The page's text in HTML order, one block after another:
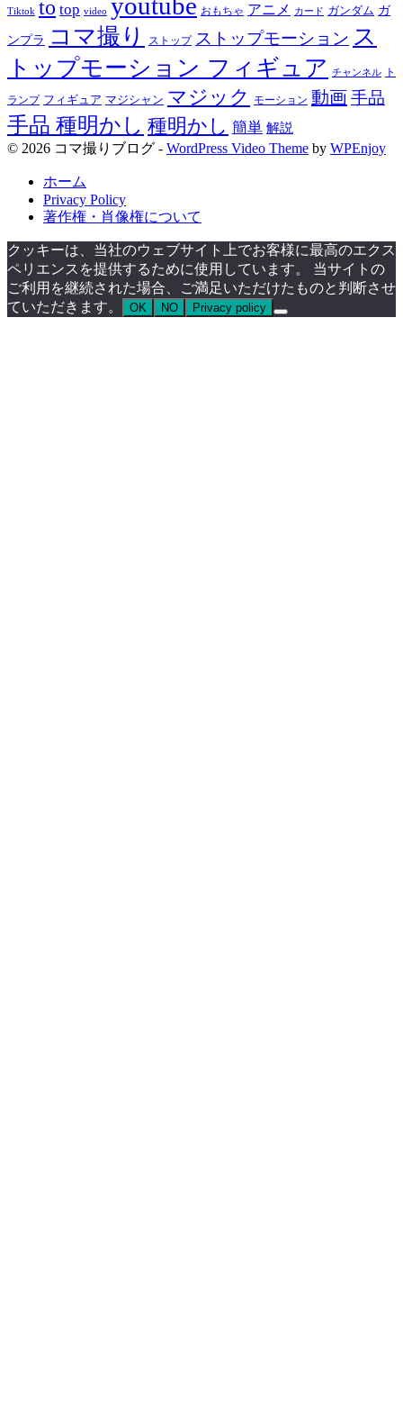
Tiktok to top video おもちゃ アニメ カード ガンダム ガ
ンプラ コマ撮り ストップ ストップモーション ス
トップモーション フィギュア チャンネル ト
ランプ フィギュア マジシャン マジック モーション 動画手品
手品 種明かし 種明かし 簡単 解説
© 2026 コマ撮りブログ - WordPress Video Theme by WPEnjoy
ホーム
Privacy Policy
著作権・肖像権について
クッキーは、当社のウェブサイト上でお客様に最高のエクス
ペリエンスを提供するために使用しています。 当サイトの
ご利用を継続された場合、ご満足いただけたものと判断させ
ていただきます。
OK NO Privacy policy